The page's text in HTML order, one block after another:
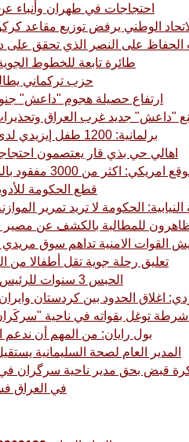
احتجاجات في طهران وأنباء
الوطني يرفض توزيع مقاعد
الحفاظ على النصر الذي تحقق على
طائرة تابعة للخطوط
حزب تركماني
ارتفاع حصيلة هجوم "داعش" جنوب صلاح
برلمانية: 1200 طفل إيزيدي لدى اسر داعشية في بغداد ونينوى
اهالي حي بذي قار يعتصمون
امريكي: اكثر من 3000 مفقود بالموصل و2900 اخرين في الانبار
قطع الحكومة
الحكومة لا تريد تمرير
للمطالبة بالكشف عن
القوات الامنية تداهم سوق مريدي
تعليق رحلة جوية تقل أطفالا من
الحبس 3 سنوات للرئيس المصري السابق محمد مرسي
الحدود بين كردستان وايران تسبب
توغل بقواته في ناحية
بول رايان: من المهم أن ندعم
المدير العام لصحة السليمانية
قبض بحق مدير ناحية سرگران
في العراق